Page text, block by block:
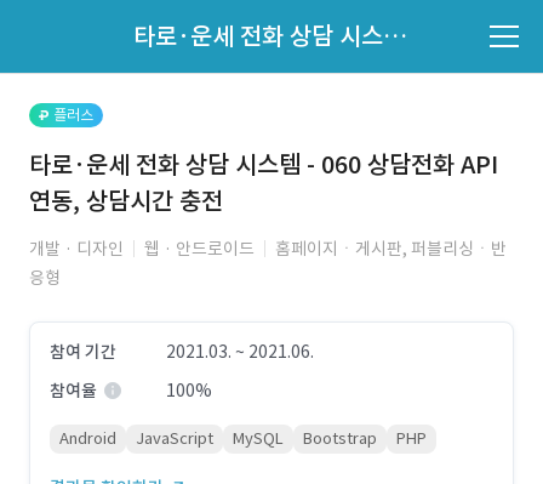
타로·운세 전화 상담 시스템 - 060 상담전화 API 연동, 상담시간 충전
지원자 목록 바로가기
플러스
타로·운세 전화 상담 시스템 - 060 상담전화 API
연동, 상담시간 충전
개발 · 디자인 웹 · 안드로이드
홈페이지ㆍ게시판, 퍼블리싱ㆍ반
응형
참여 기간
2021.03. ~ 2021.06.
참여율
100%
Android JavaScript MySQL Bootstrap PHP